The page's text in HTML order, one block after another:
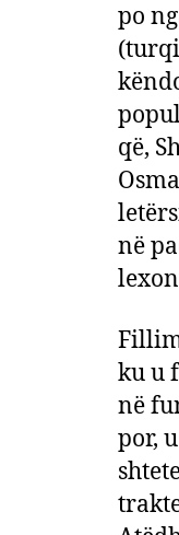
po
që,
në
ku u
në
por,